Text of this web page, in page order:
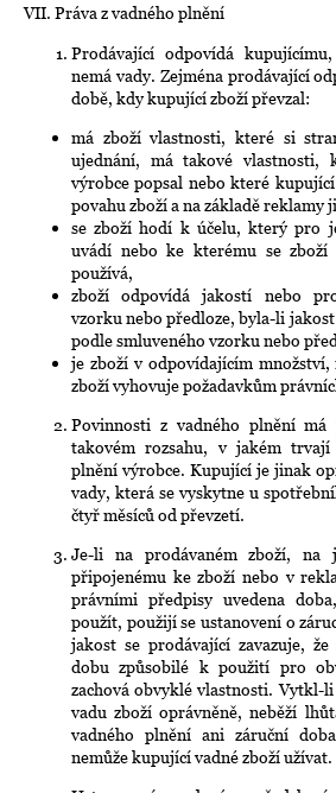
VII. Práva z vadného plnění
Prodávající odpovídá
nemá vady. Zejména prodávající
době, kdy kupující zboží převzal:
má zboží vlastnosti, které si
ujednání, má takové vlastnosti,
výrobce popsal nebo které
povahu zboží a na základě reklamy
se zboží hodí k účelu, který pro
uvádí nebo ke kterému se
používá,
zboží odpovídá jakostí nebo
vzorku nebo předloze, byla-li
podle smluveného vzorku nebo
je zboží v odpovídajícím
zboží vyhovuje požadavkům
Povinnosti z vadného plnění má
takovém rozsahu, v jakém
plnění výrobce. Kupující je jinak
vady, která se vyskytne u
čtyř měsíců od převzetí.
Je-li na prodávaném zboží, na
připojenému ke zboží nebo v
právními předpisy uvedena
použít, použijí se ustanovení o
jakost se prodávající zavazuje,
dobu způsobilé k použití pro
zachová obvyklé vlastnosti. Vytkl-
vadu zboží oprávněně, neběží
vadného plnění ani záruční
nemůže kupující vadné zboží užívat.